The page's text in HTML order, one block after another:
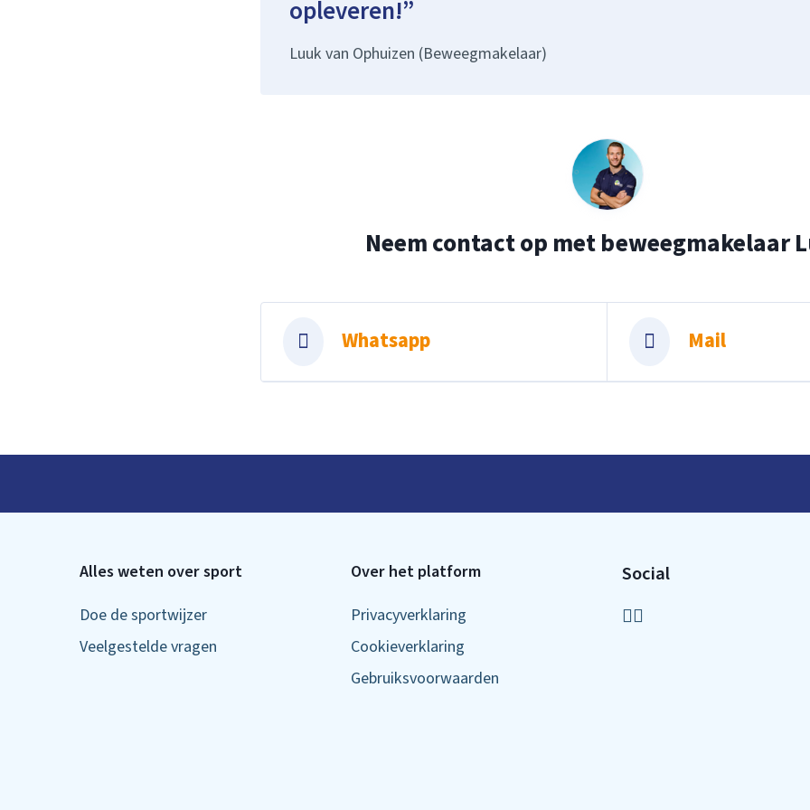
opleveren!
Luuk van Ophuizen (Beweegmakelaar)
Neem contact op met beweegmakelaar
Whatsapp Mail
Alles weten over sport
Doe de sportwijzer
Veelgestelde vragen
Over het platform
Privacyverklaring
Cookieverklaring
Gebruiksvoorwaarden
Social